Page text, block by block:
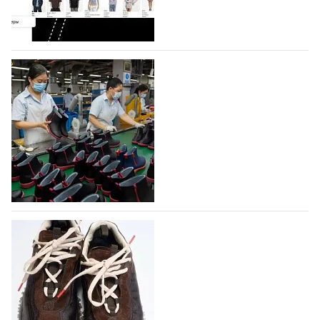
профессиональной обувной компанией,
объединяющей разработку, производство и…
07.08.2026 415
На платформе Lamoda - новый раздел и
условия продвижения локальных
дизайнерских марок
Российский маркетплейс Lamoda решил обновить
раздел для продажи продукции локальных
дизайнерских марок одежды, обуви и аксессуаров.
Бренды также получат маркетинговую…
06.08.2026 575
Объем мирового производства обуви в
2025 году практически не увеличился
В 2025 году мировое производство обуви
практически не изменилось, зафиксировав